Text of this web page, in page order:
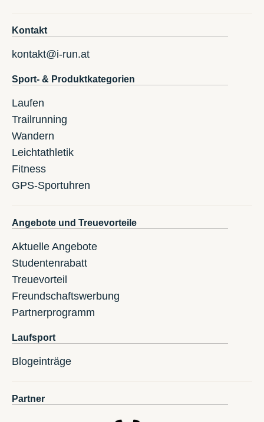
Kontakt
kontakt@i-run.at
Sport- & Produktkategorien
Laufen
Trailrunning
Wandern
Leichtathletik
Fitness
GPS-Sportuhren
Angebote und Treuevorteile
Aktuelle Angebote
Studentenrabatt
Treuevorteil
Freundschaftswerbung
Partnerprogramm
Laufsport
Blogeinträge
Partner